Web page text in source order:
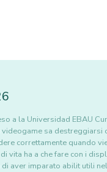
a la Universidad EBAU
sa destreggiarsi
correttamente quando
vita ha a che fare con i
aver imparato abilit utili